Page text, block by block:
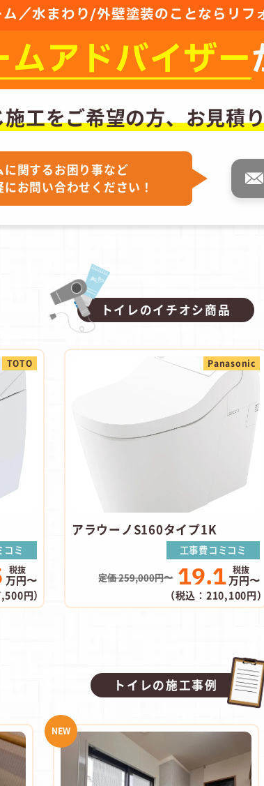
／水まわり/外壁塗装のことならリフ
ムアドバイザー
工をご希望の方、お見積
に関するお困り事など
お問い合わせください！
トイレのイチオシ商品
TOTO
コミ
万円〜
円）
Panasonic
アラウーノS160タイプ1K
工事費コミコミ
定価 259,000円〜 19.1万円〜
（税込：210,100円）
トイレの施工事例
NEW